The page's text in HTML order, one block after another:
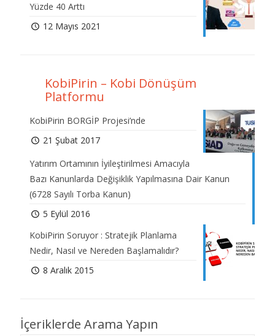
Yüzde 40 Arttı
12 Mayıs 2021
KobiPirin – Kobi Dönüşüm
Platformu
KobiPirin BORGİP Projesi’nde
21 Şubat 2017
Yatırım Ortamının İyileştirilmesi Amacıyla
Bazı Kanunlarda Değişiklik Yapılmasına Dair Kanun
(6728 Sayılı Torba Kanun)
5 Eylül 2016
KobiPirin Soruyor : Stratejik Planlama
Nedir, Nasıl ve Nereden Başlamalıdır?
8 Aralık 2015
İçeriklerde Arama Yapın